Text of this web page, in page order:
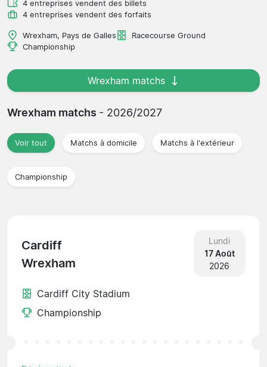
4 entreprises vendent des billets
4 entreprises vendent des forfaits
Wrexham, Pays de Galles
Racecourse Ground
Championship
Wrexham matchs
Wrexham matchs - 2026/2027
Voir tout Matchs à domicile Matchs à l'extérieur
Championship
Cardiff
Wrexham
Lundi
17 Août
2026
Cardiff City Stadium
Championship